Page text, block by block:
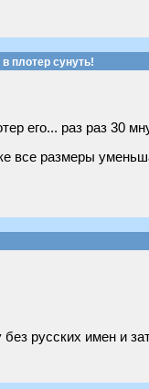
плотер сунуть!
его... раз раз 30
все размеры
русских имен и